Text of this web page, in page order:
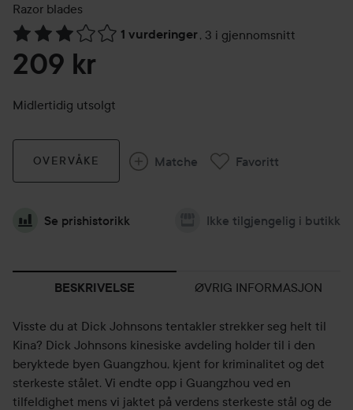
Razor blades
1 vurderinger, 3 i gjennomsnitt
Gå til Vurderinger & anmeldelser
209 kr
Midlertidig utsolgt
OVERVÅKE Matche Favoritt
Se prishistorikk Ikke tilgjengelig i butikk
BESKRIVELSE ØVRIG INFORMASJON
Visste du at Dick Johnsons tentakler strekker seg helt til
Kina? Dick Johnsons kinesiske avdeling holder til i den
beryktede byen Guangzhou, kjent for kriminalitet og det
sterkeste stålet. Vi endte opp i Guangzhou ved en
tilfeldighet mens vi jaktet på verdens sterkeste stål og de